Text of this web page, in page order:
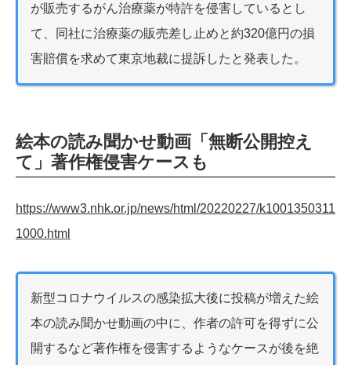
が販売するがん治療薬が特許を侵害しているとし
て、同社に治療薬の販売差し止めと約320億円の損
害賠償を求めて東京地裁に提訴したと発表した。
絵本の読み聞かせ動画「無断公開控え
て」著作権侵害ケースも
https://www3.nhk.or.jp/news/html/20220227/k1001350311
1000.html
新型コロナウイルスの感染拡大後に投稿が増えた絵
本の読み聞かせ動画の中に、作者の許可を得ずに公
開するなど著作権を侵害するようなケースが後を絶